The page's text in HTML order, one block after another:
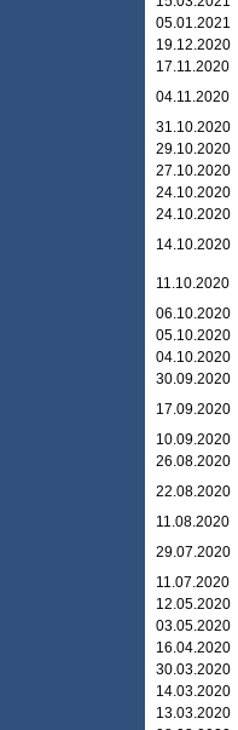
05.01.2021
19.12.2020
17.11.2020
04.11.2020
31.10.2020
29.10.2020
27.10.2020
24.10.2020
24.10.2020
14.10.2020
11.10.2020
06.10.2020
05.10.2020
04.10.2020
30.09.2020
17.09.2020
10.09.2020
26.08.2020
22.08.2020
11.08.2020
29.07.2020
11.07.2020
12.05.2020
03.05.2020
16.04.2020
30.03.2020
14.03.2020
13.03.2020